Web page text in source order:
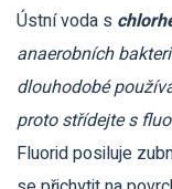
Ústní voda s
anaerobních
dlouhodobé
proto střídejte s
Fluorid posiluje